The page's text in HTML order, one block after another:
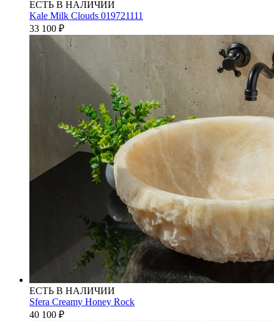
ЕСТЬ В НАЛИЧИИ
Kale Milk Clouds 019721111
33 100 ₽
ЕСТЬ В НАЛИЧИИ
Sfera Creamy Honey Rock
40 100 ₽